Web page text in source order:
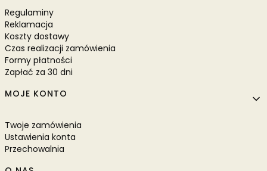
Regulaminy
Reklamacja
Koszty dostawy
Czas realizacji zamówienia
Formy płatności
Zapłać za 30 dni
MOJE KONTO
Twoje zamówienia
Ustawienia konta
Przechowalnia